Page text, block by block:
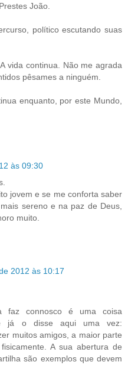
João.
político escutando suas
vida continua. Não me agrada
pêsames a ninguém.
enquanto, por este Mundo,
às 09:30
jovem e se me conforta saber
sereno e na paz de Deus,
muito.
2012 às 10:17
faz connosco é uma coisa
já o disse aqui uma vez:
muitos amigos, a maior parte
A sua abertura de
são exemplos que devem